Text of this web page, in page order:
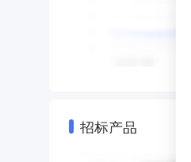
招标产品